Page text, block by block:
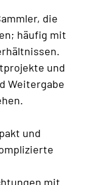
die
häufig mit
und
Weitergabe
und
mit